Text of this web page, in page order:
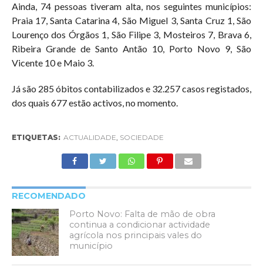
Ainda, 74 pessoas tiveram alta, nos seguintes municípios:
Praia 17, Santa Catarina 4, São Miguel 3, Santa Cruz 1, São
Lourenço dos Órgãos 1, São Filipe 3, Mosteiros 7, Brava 6,
Ribeira Grande de Santo Antão 10, Porto Novo 9, São
Vicente 10 e Maio 3.
Já são 285 óbitos contabilizados e 32.257 casos registados,
dos quais 677 estão activos, no momento.
ETIQUETAS: ACTUALIDADE, SOCIEDADE
RECOMENDADO
Porto Novo: Falta de mão de obra
continua a condicionar actividade
agrícola nos principais vales do
município